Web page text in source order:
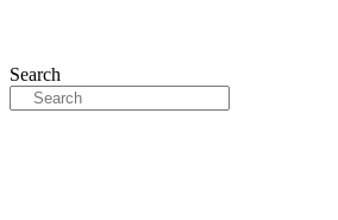
Search